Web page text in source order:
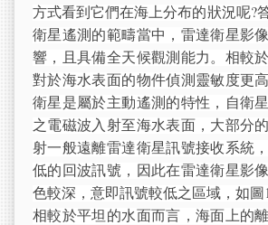
方式看到它們在海上分布的狀況呢?
衛星遙測的範疇當中，雷達衛星影
響，且具備全天候觀測能力。相較
對於海水表面的物件偵測靈敏度更
衛星是屬於主動遙測的特性，自衛
之電磁波入射至海水表面，大部分
射一般遠離雷達衛星訊號接收系統
低的回波訊號，因此在雷達衛星影
色較深，意即訊號較低之區域，如圖
相較於平坦的水面而言，海面上的